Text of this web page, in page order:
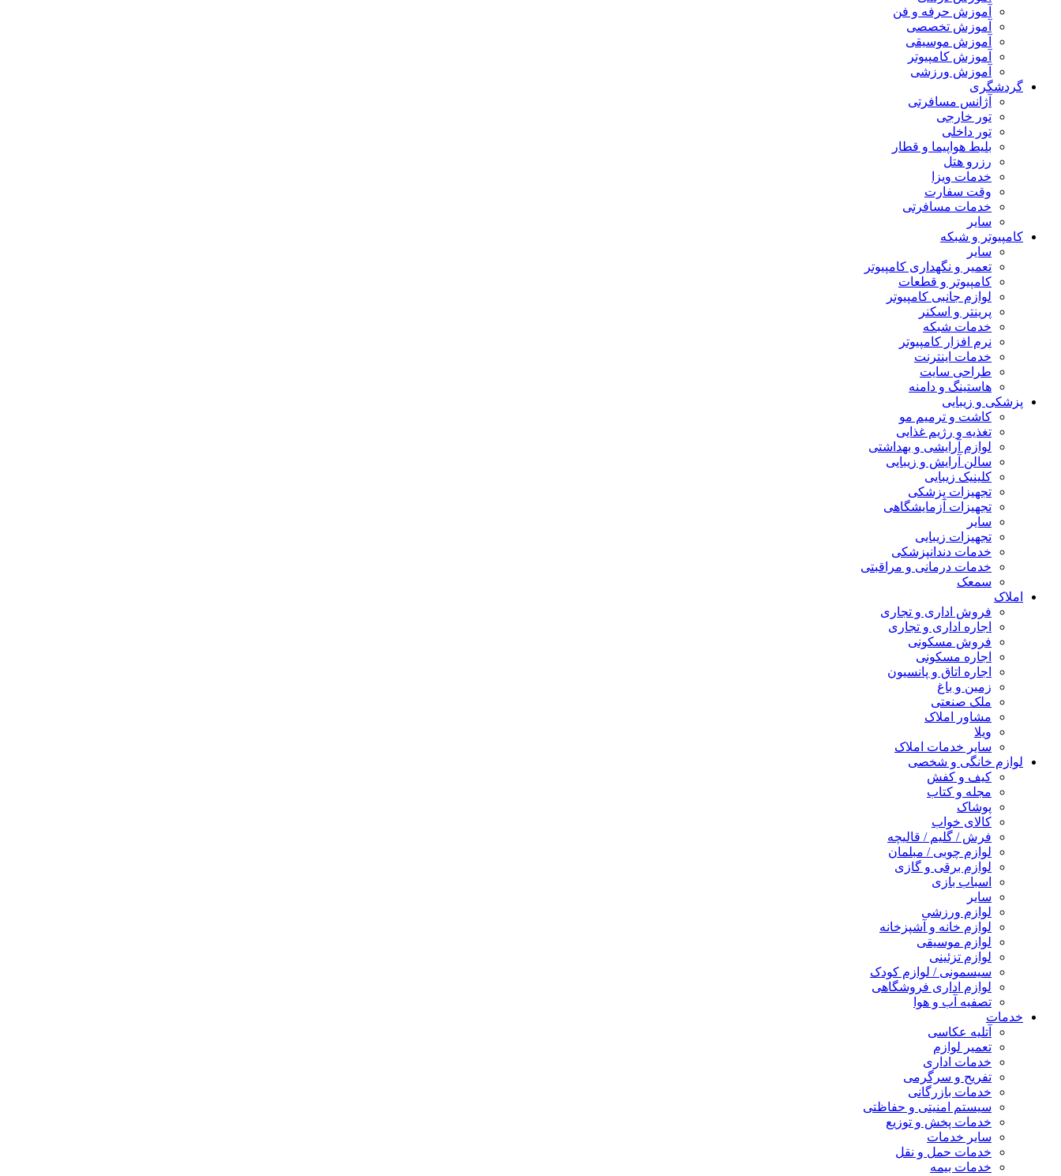
آموزش حرفه و فن
آموزش تخصصی
آموزش موسیقی
آموزش کامپیوتر
آموزش ورزشی
گردشگری
آژانس مسافرتی
تور خارجی
تور داخلی
بلیط هواپیما و قطار
رزرو هتل
خدمات ویزا
وقت سفارت
خدمات مسافرتی
سایر
کامپیوتر و شبکه
سایر
تعمیر و نگهداری کامپیوتر
کامپیوتر و قطعات
لوازم جانبی کامپیوتر
پرینتر و اسکنر
خدمات شبکه
نرم افزار کامپیوتر
خدمات اینترنت
طراحی سایت
هاستینگ و دامنه
پزشکی و زیبایی
کاشت و ترمیم مو
تغذیه و رژیم غذایی
لوازم آرایشی و بهداشتی
سالن آرایش و زیبایی
کلینیک زیبایی
تجهیزات پزشکی
تجهیزات آزمایشگاهی
سایر
تجهیزات زیبایی
خدمات دندانپزشکی
خدمات درمانی و مراقبتی
سمعک
املاک
فروش اداری و تجاری
اجاره اداری و تجاری
فروش مسکونی
اجاره مسکونی
اجاره اتاق و پانسیون
زمین و باغ
ملک صنعتی
مشاور املاک
ویلا
سایر خدمات املاک
لوازم خانگی و شخصی
کیف و کفش
مجله و کتاب
پوشاک
کالای خواب
فرش / گلیم / قالیچه
لوازم چوبی / مبلمان
لوازم برقی و گازی
اسباب بازی
سایر
لوازم ورزشی
لوازم خانه و آشپزخانه
لوازم موسیقی
لوازم تزئینی
سیسمونی / لوازم کودک
لوازم اداری فروشگاهی
تصفیه آب و هوا
خدمات
آتلیه عکاسی
تعمیر لوازم
خدمات اداری
تفریح و سرگرمی
خدمات بازرگانی
سیستم امنیتی و حفاظتی
خدمات پخش و توزیع
سایر خدمات
خدمات حمل و نقل
خدمات بیمه